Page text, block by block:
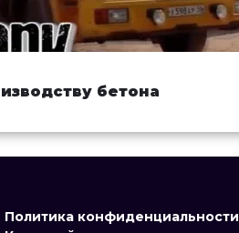
бетона
Политика конфиденциальности